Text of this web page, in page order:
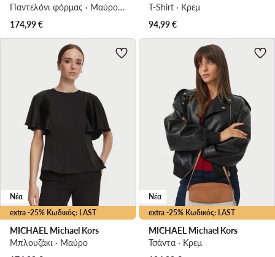
Παντελόνι φόρμας · Μαύρο · Regular Fit
174,99€
T-Shirt · Κρεμ
94,99€
extra -25% Κωδικός: LAST
Νέα
MICHAEL Michael Kors
Μπλουζάκι · Μαύρο
extra -25% Κωδικός: LAST
Νέα
MICHAEL Michael Kors
Τσάντα · Κρεμ